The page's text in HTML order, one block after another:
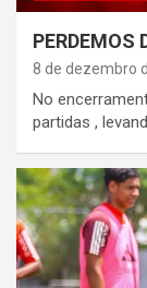
PERDEMOS
8 de dezembro
No
partidas ,